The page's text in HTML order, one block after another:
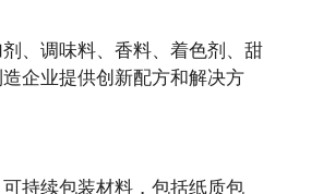
、调味料、香料、着色剂、甜
企业提供创新配方和解决方
持续包装材料，包括纸质包